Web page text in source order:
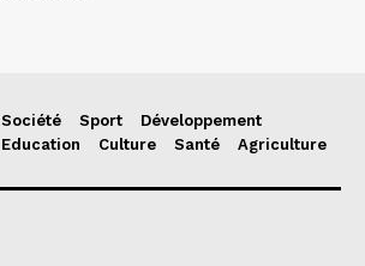
Société Sport
Développement
Education Culture Santé Agriculture